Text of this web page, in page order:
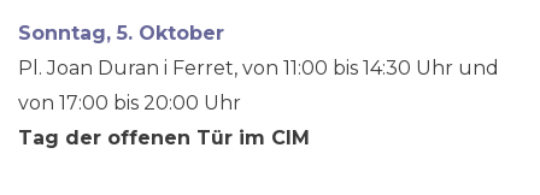
Sonntag, 5. Oktober
Pl. Joan Duran i Ferret, von 11:00 bis 14:30 Uhr und
von 17:00 bis 20:00 Uhr
Tag der offenen Tür im CIM